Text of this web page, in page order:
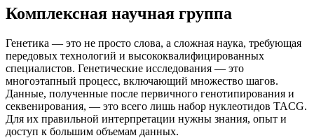
Комплексная научная группа
Генетика — это не просто слова, а сложная наука, требующая
передовых технологий и высококвалифицированных
специалистов. Генетические исследования — это
многоэтапный процесс, включающий множество шагов.
Данные, полученные после первичного генотипирования и
секвенирования, — это всего лишь набор нуклеотидов TACG.
Для их правильной интерпретации нужны знания, опыт и
доступ к большим объемам данных.